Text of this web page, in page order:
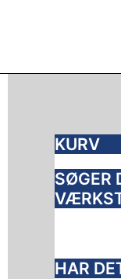
KURV
SØGER
HAR